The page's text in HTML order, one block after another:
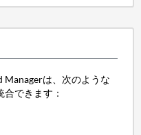
は、次のような
できます：